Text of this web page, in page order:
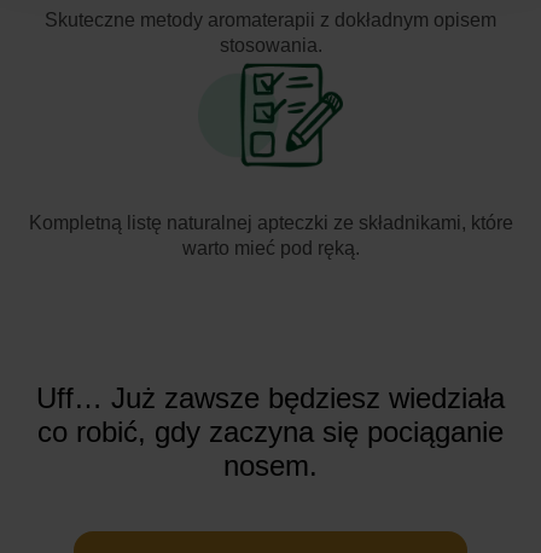
Skuteczne metody aromaterapii z dokładnym opisem
stosowania.
Kompletną listę naturalnej apteczki ze składnikami, które
warto mieć pod ręką.
Uff… Już zawsze będziesz wiedziała
co robić, gdy zaczyna się pociąganie
nosem.